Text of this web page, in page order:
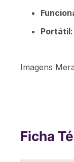
Portátil:
Imagens
Ficha